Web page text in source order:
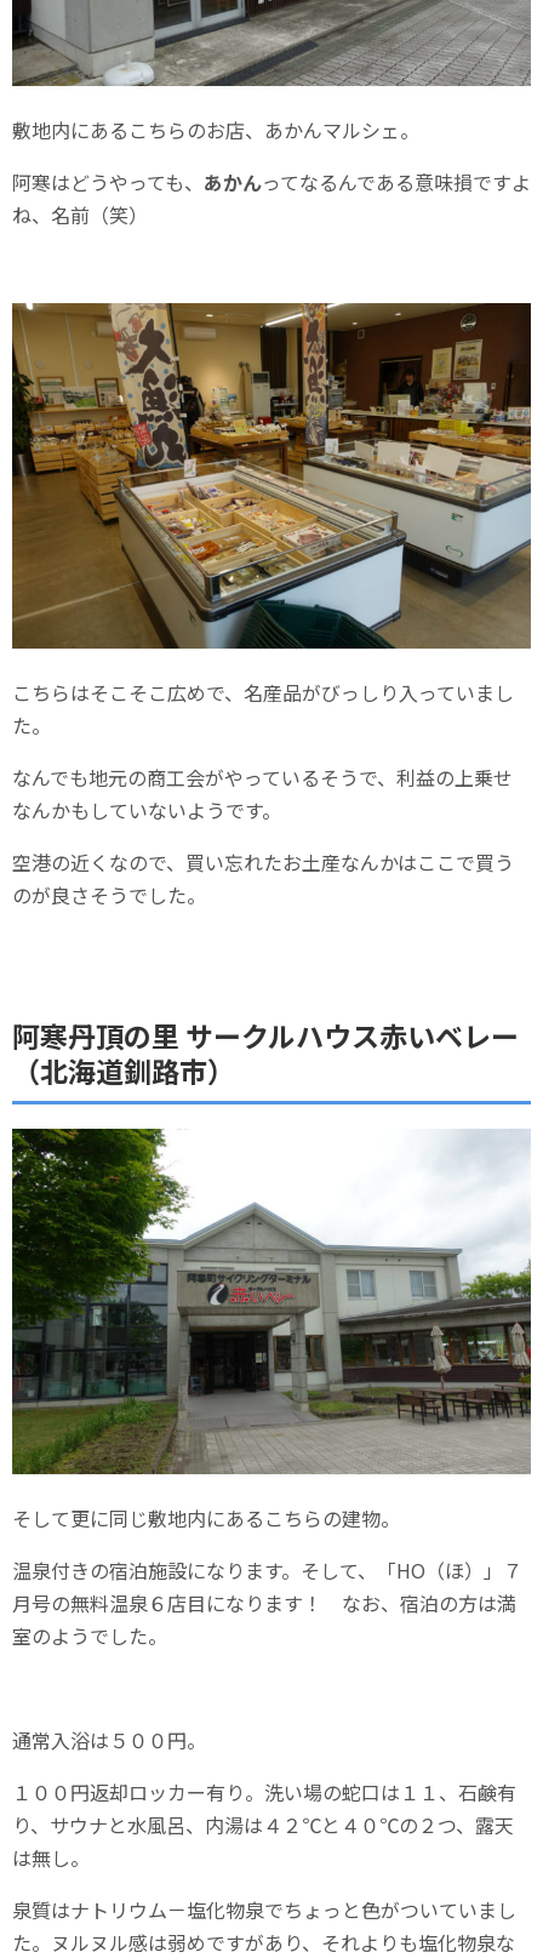
敷地内にあるこちらのお店、あかんマルシェ。
阿寒はどうやっても、 あかんってなるんである意味損ですよ
ね、名前（笑）
こちらはそこそこ広めで、名産品がびっしり入っていまし
た。
なんでも地元の商工会がやっているそうで、利益の上乗せ
なんかもしていないようです。
空港の近くなので、買い忘れたお土産なんかはここで買う
のが良さそうでした。
阿寒丹頂の里 サークルハウス赤いベレー
（北海道釧路市）
そして更に同じ敷地内にあるこちらの建物。
温泉付きの宿泊施設になります。そして、「HO（ほ）」７
月号の無料温泉６店目になります！ なお、宿泊の方は満
室のようでした。
通常入浴は５００円。
１００円返却ロッカー有り。洗い場の蛇口は１１、石鹸有
り、サウナと水風呂、内湯は４２℃と４０℃の２つ、露天
は無し。
泉質はナトリウム－塩化物泉でちょっと色がついていまし
た。ヌルヌル感は弱めですがあり、それよりも塩化物泉な